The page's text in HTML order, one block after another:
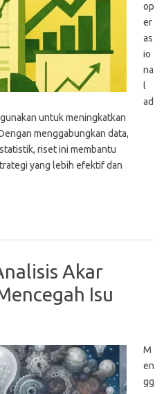
op
er
as
io
na
l
ad
untuk meningkatkan
menggabungkan data,
riset ini membantu
yang lebih efektif dan
Akar
Isu
M
en
gg